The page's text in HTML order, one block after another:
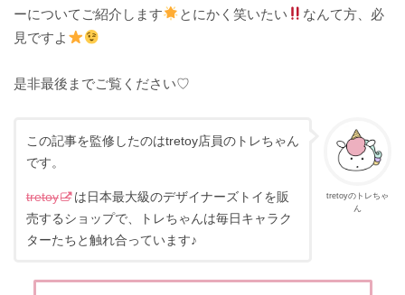
ーについてご紹介します
とにかく笑いたい
なんて方、必
見ですよ
是非最後までご覧ください♡
tretoyのトレちゃ
ん
この記事を監修したのはtretoy店員のトレちゃん
です。
tretoy
は日本最大級のデザイナーズトイを販
売するショップで、トレちゃんは毎日キャラク
ターたちと触れ合っています♪